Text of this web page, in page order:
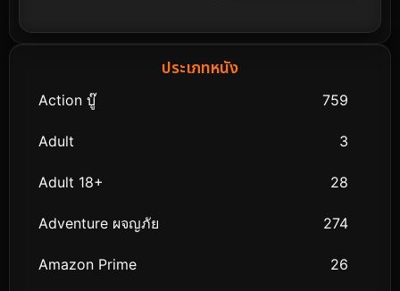
ประเภทหนัง
Action บู๊ 759
Adult 3
Adult 18+ 28
Adventure ผจญภัย 274
Amazon Prime 26